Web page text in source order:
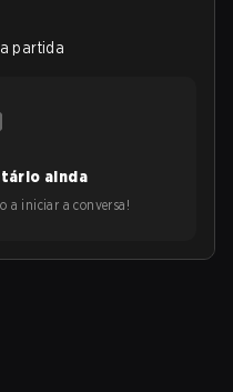
partida
ainda
a iniciar a conversa!